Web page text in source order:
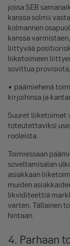
jossa SEB
kanssa solmii
kolmannen
kanssa
liittyvää
liiketoimeen
sovittua
• päämiehenä
kirjoihinsa ja
Suuret liiketoimet
toteutettaviksi
rooleista.
Toimiessaan
soveltamisalan
asiakkaan
muiden
likviditeettiä
varten. Tällainen
hintaan.
4. Parhaan